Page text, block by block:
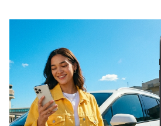
Aeroporto de Faro
desde 13,41 € por dia
Funchal
203 ofertas especiais em 5 localizações
Guimarães
63 ofertas especiais em 1 localização